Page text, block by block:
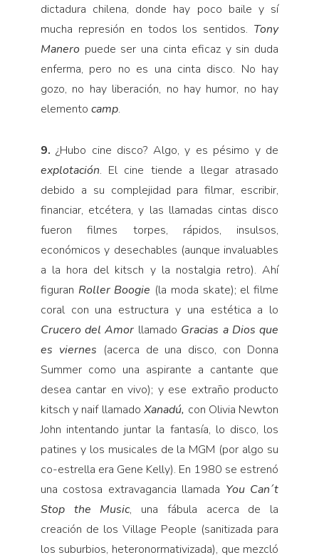
dictadura chilena, donde hay poco baile y sí
mucha represión en todos los sentidos. Tony
Manero puede ser una cinta eficaz y sin duda
enferma, pero no es una cinta disco. No hay
gozo, no hay liberación, no hay humor, no hay
elemento camp.
9. ¿Hubo cine disco? Algo, y es pésimo y de
explotación. El cine tiende a llegar atrasado
debido a su complejidad para filmar, escribir,
financiar, etcétera, y las llamadas cintas disco
fueron filmes torpes, rápidos, insulsos,
económicos y desechables (aunque invaluables
a la hora del kitsch y la nostalgia retro). Ahí
figuran Roller Boogie (la moda skate); el filme
coral con una estructura y una estética a lo
Crucero del Amor llamado Gracias a Dios que
es viernes (acerca de una disco, con Donna
Summer como una aspirante a cantante que
desea cantar en vivo); y ese extraño producto
kitsch y naif llamadoXanadú, con Olivia Newton
John intentando juntar la fantasía, lo disco, los
patines y los musicales de la MGM (por algo su
co-estrella era Gene Kelly). En 1980 se estrenó
una costosa extravagancia llamada You Can´t
Stop the Music, una fábula acerca de la
creación de los Village People (sanitizada para
los suburbios, heteronormativizada), que mezcló